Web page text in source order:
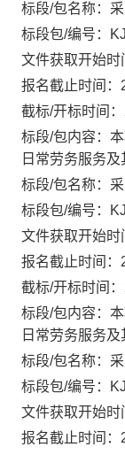
标段/包名称：
标段包/编号：
文件获取开始时
报名截止时间：
截标/开标时间
标段/包内容：
日常劳务服务
标段/包名称：
标段包/编号：
文件获取开始时
报名截止时间：
截标/开标时间
标段/包内容：
日常劳务服务
标段/包名称：
标段包/编号：
文件获取开始时
报名截止时间：